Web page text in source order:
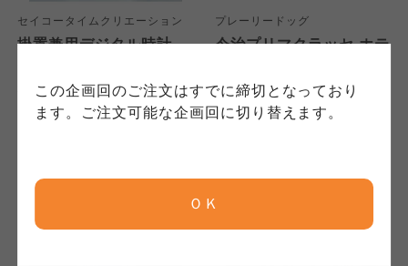
この企画回のご注文はすでに締切となっており
ます。ご注文可能な企画回に切り替えます。
ＯＫ
セイコータイムクリエーション
掛置兼用デジタル時計
本体 7,000円
(税込7,700円)
プレーリードッグ
今治プリマクラッセ ホテ
本体2,850円
(税込3,135 円)
れています。
コープしが
ならコープ
保護方針」については各生協のボタンをクリッ
クしてご確認ください。
コープしが
ならコープ
ご確認ください。
コープしが
ならコープ